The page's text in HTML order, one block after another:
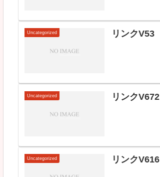
Uncategorized リンクV53
Uncategorized リンクV672
Uncategorized リンクV616